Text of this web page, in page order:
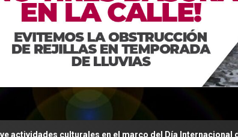
culturales en el marco del Día Internacional de los